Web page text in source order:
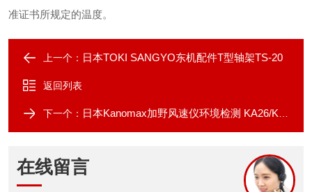
准证书所规定的温度。
上一个： 日本TOKI SANGYO东机配件T型轴架TS-20
返回列表
下一个： 日本Kanomax加野风速仪环境检测 KA26/KA36
在线留言